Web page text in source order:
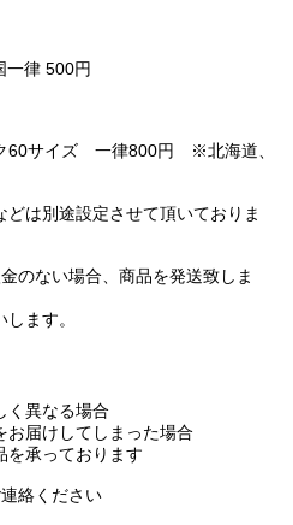
律 500円
60サイズ 一律800円 ※北海道、
は別途設定させて頂いておりま
のない場合、商品を発送致しま
ます。
く異なる場合
お届けしてしまった場合
を承っております
絡ください